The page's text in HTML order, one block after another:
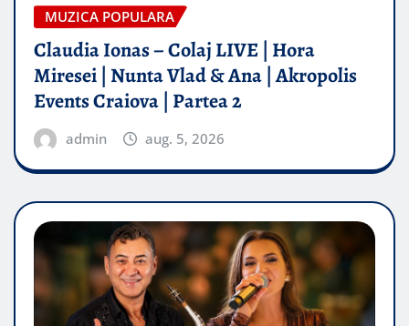
MUZICA POPULARA
Claudia Ionas – Colaj LIVE | Hora
Miresei | Nunta Vlad & Ana | Akropolis
Events Craiova | Partea 2
admin aug. 5, 2026